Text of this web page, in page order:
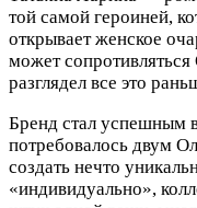
той самой героиней,
открывает женское
может
разглядел все это
Бренд стал успешным
потребовалось двум
создать нечто
«индивидуально»,